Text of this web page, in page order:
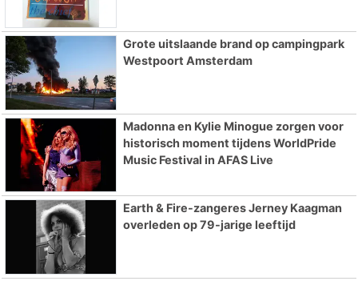
Grote uitslaande brand op campingpark
Westpoort Amsterdam
Madonna en Kylie Minogue zorgen voor
historisch moment tijdens WorldPride
Music Festival in AFAS Live
Earth & Fire-zangeres Jerney Kaagman
overleden op 79-jarige leeftijd